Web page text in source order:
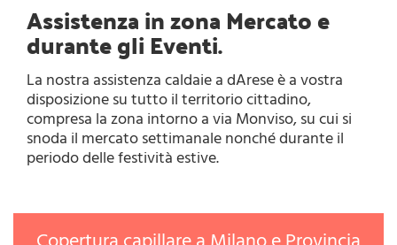
Assistenza in zona Mercato e
durante gli Eventi.
La nostra assistenza caldaie a dArese è a vostra
disposizione su tutto il territorio cittadino,
compresa la zona intorno a via Monviso, su cui si
snoda il mercato settimanale nonché durante il
periodo delle festività estive.